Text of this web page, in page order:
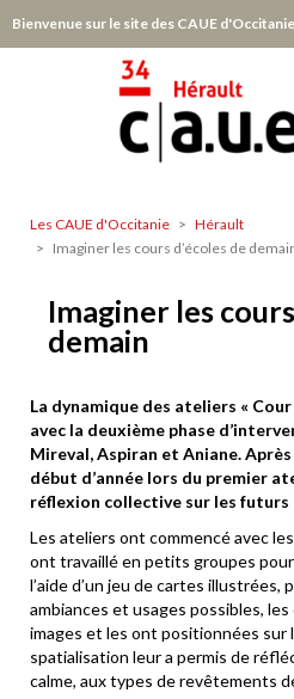
au
Bienvenue sur le site des CAUE d'Occitanie
Hérault
Les CAUE d'Occitanie
Hérault
Imaginer les cours d’écoles de
Imaginer les
demain
La dynamique des ateliers «
avec la deuxième phase
Mireval, Aspiran et Aniane.
début d’année lors du premier
réflexion collective sur les futurs
Les ateliers ont commencé avec
ont travaillé en petits groupes
l’aide d’un jeu de cartes
ambiances et usages possibles,
images et les ont positionnées sur
spatialisation leur a permis de
calme, aux types de revêtements